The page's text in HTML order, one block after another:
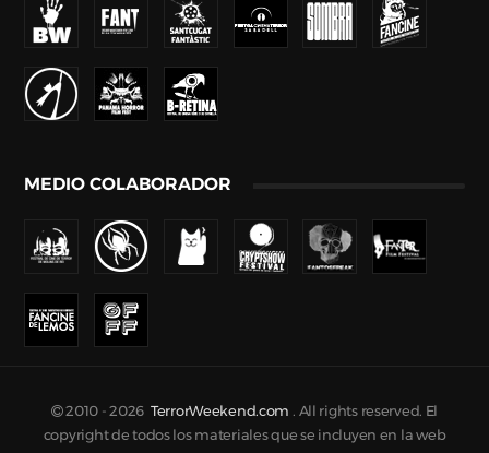
MEDIO COLABORADOR
2010 -2026 TerrorWeekend.com . All rights reserved. El
copyright de todos los materiales que se incluyen en la web